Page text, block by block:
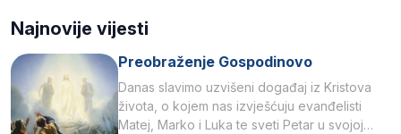
Najnovije vijesti
Preobraženje Gospodinovo
Danas slavimo uzvišeni događaj iz Kristova
života, o kojem nas izvješćuju evanđelisti
Matej, Marko i Luka te sveti Petar u svojoj